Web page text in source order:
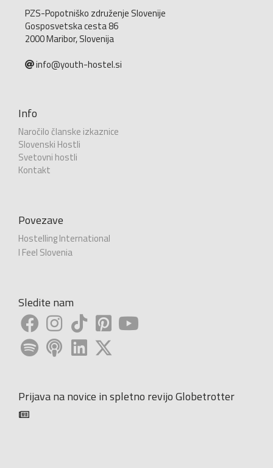
PZS-Popotniško združenje Slovenije
Gosposvetska cesta 86
2000 Maribor, Slovenija
info@youth-hostel.si
Info
Naročilo članske izkaznice
Slovenski Hostli
Svetovni hostli
Kontakt
Povezave
Hostelling International
I Feel Slovenia
Sledite nam
Prijava na novice in spletno revijo Globetrotter